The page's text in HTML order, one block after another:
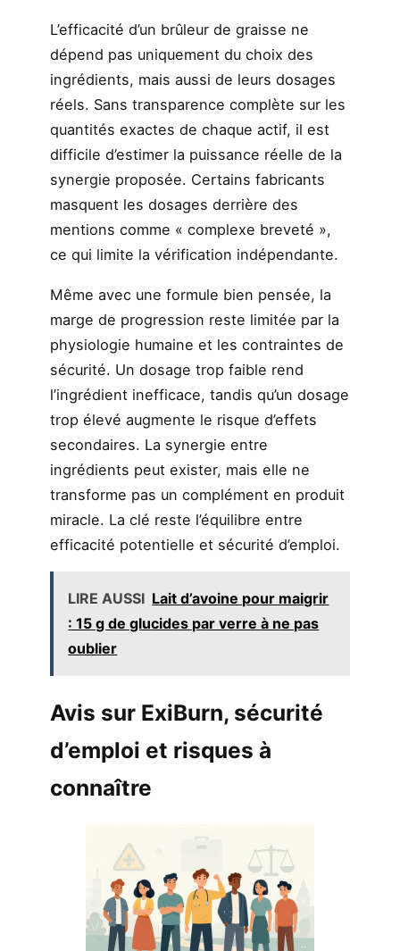
L’efficacité d’un brûleur de graisse ne
dépend pas uniquement du choix des
ingrédients, mais aussi de leurs dosages
réels. Sans transparence complète sur les
quantités exactes de chaque actif, il est
difficile d’estimer la puissance réelle de la
synergie proposée. Certains fabricants
masquent les dosages derrière des
mentions comme « complexe breveté »,
ce qui limite la vérification indépendante.
Même avec une formule bien pensée, la
marge de progression reste limitée par la
physiologie humaine et les contraintes de
sécurité. Un dosage trop faible rend
l’ingrédient inefficace, tandis qu’un dosage
trop élevé augmente le risque d’effets
secondaires. La synergie entre
ingrédients peut exister, mais elle ne
transforme pas un complément en produit
miracle. La clé reste l’équilibre entre
efficacité potentielle et sécurité d’emploi.
LIRE AUSSI Lait d’avoine pour maigrir
: 15 g de glucides par verre à ne pas
oublier
Avis sur ExiBurn, sécurité
d’emploi et risques à
connaître